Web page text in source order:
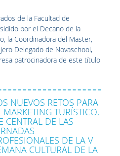
de la Facultad de
por el Decano de la
la Coordinadora del Master,
Delegado de Novaschool,
patrocinadora de este título
NUEVOS RETOS PARA
MARKETING TURÍSTICO,
CENTRAL DE LAS
DE LA V
CULTURAL DE LA